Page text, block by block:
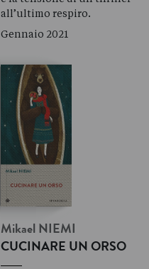
all’ultimo respiro.
Gennaio 2021
Mikael NIEMI
CUCINARE UN ORSO